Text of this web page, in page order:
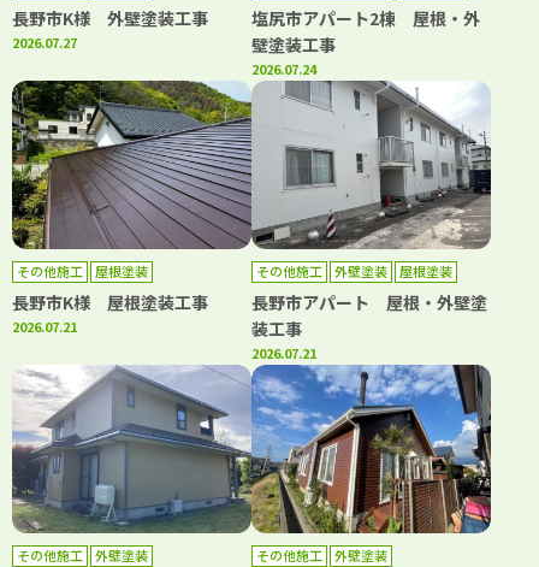
長野市K様 外壁塗装工事
2026.07.27
外壁塗装
屋根塗装
塩尻市アパート2棟 屋根・外
壁塗装工事
2026.07.24
その他施工 屋根塗装
長野市K様 屋根塗装工事
2026.07.21
その他施工 外壁塗装 屋根塗装
長野市アパート 屋根・外壁塗
装工事
2026.07.21
その他施工 外壁塗装 その他施工 外壁塗装